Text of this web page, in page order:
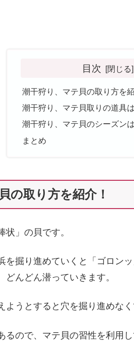
目次
潮干狩り、マテ貝の取り方を紹
潮干狩り、マテ貝取りの道具
潮干狩り、マテ貝のシーズン
まとめ
の取り方を紹介！
状」の貝です。
を掘り進めていくと「ゴロン
どんどん潜っていきます。
ようとすると穴を掘り進めなく
るので、マテ貝の習性を利用し